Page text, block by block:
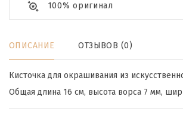
100% оригинал
ОПИСАНИЕ ОТЗЫВОВ (0)
Кисточка для окрашивания из
Общая длина 16 см, высота ворса 7 мм,